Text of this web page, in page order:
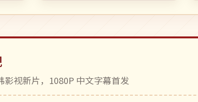
影视新片，1080P 中文字幕首发
独播